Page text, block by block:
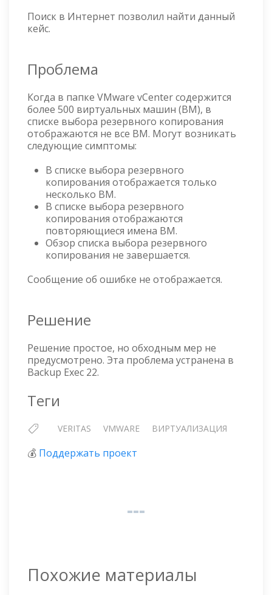
Поиск в Интернет позволил найти данный
кейс.
Проблема
Когда в папке VMware vCenter содержится
более 500 виртуальных машин (ВМ), в
списке выбора резервного копирования
отображаются не все ВМ. Могут возникать
следующие симптомы:
В списке выбора резервного
копирования отображается только
несколько ВМ.
В списке выбора резервного
копирования отображаются
повторяющиеся имена ВМ.
Обзор списка выбора резервного
копирования не завершается.
Сообщение об ошибке не отображается.
Решение
Решение простое, но обходным мер не
предусмотрено. Эта проблема устранена в
Backup Exec 22.
Теги
VERITAS VMWARE ВИРТУАЛИЗАЦИЯ
💰 Поддержать проект
Похожие материалы